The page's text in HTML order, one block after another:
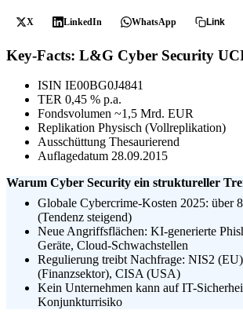
X LinkedIn WhatsApp Link
Key-Facts: L&G Cyber Security
ISIN IE00BG0J4841
TER 0,45 % p.a.
Fondsvolumen ~1,5 Mrd. EUR
Replikation Physisch (Vollreplikation)
Ausschüttung Thesaurierend
Auflagedatum 28.09.2015
Warum Cyber Security ein struktureller
Globale Cybercrime-Kosten 2025: über
(Tendenz steigend)
Neue Angriffsflächen: KI-generierte
Geräte, Cloud-Schwachstellen
Regulierung treibt Nachfrage: NIS2
(Finanzsektor), CISA (USA)
Kein Unternehmen kann auf IT-
Konjunkturrisiko